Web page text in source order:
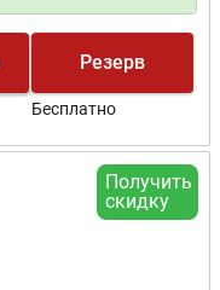
Резерв
Бесплатно
Получить
скидку